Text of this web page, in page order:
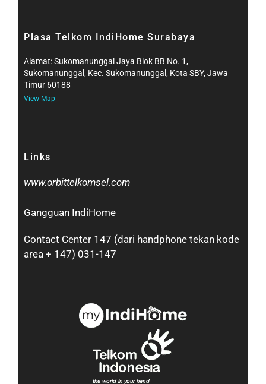
Plasa Telkom IndiHome Surabaya
Alamat: Sukomanunggal Jaya Blok BB No. 1,
Sukomanunggal, Kec. Sukomanunggal, Kota SBY, Jawa
Timur 60188
View Map
Links
www.orbittelkomsel.com
Gangguan IndiHome
Contact Center 147 (dari handphone tekan kode
area + 147) 031-147